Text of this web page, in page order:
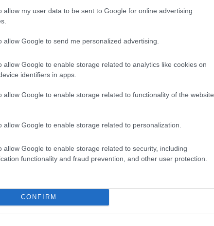
allow my user data to be sent to Google for online advertising
allow Google to send me personalized advertising.
allow Google to enable storage related to analytics like cookies on
identifiers in apps.
allow Google to enable storage related to functionality of the website
allow Google to enable storage related to personalization.
allow Google to enable storage related to security, including
functionality and fraud prevention, and other user protection.
CONFIRM
διεθνής εκπαιδευτικός κόμβος.
την αρχή της εφαρμογής του νόμου
ανέφερε ότι είναι σημαντικό ότι
τα παιδιά να μπορούν να
νέες συμπράξεις που προστίθενται
μη κρατικά πανεπιστήμια και, σε
σε προπτυχιακό και
ότι «συντίθεται μία εικόνα πολύ